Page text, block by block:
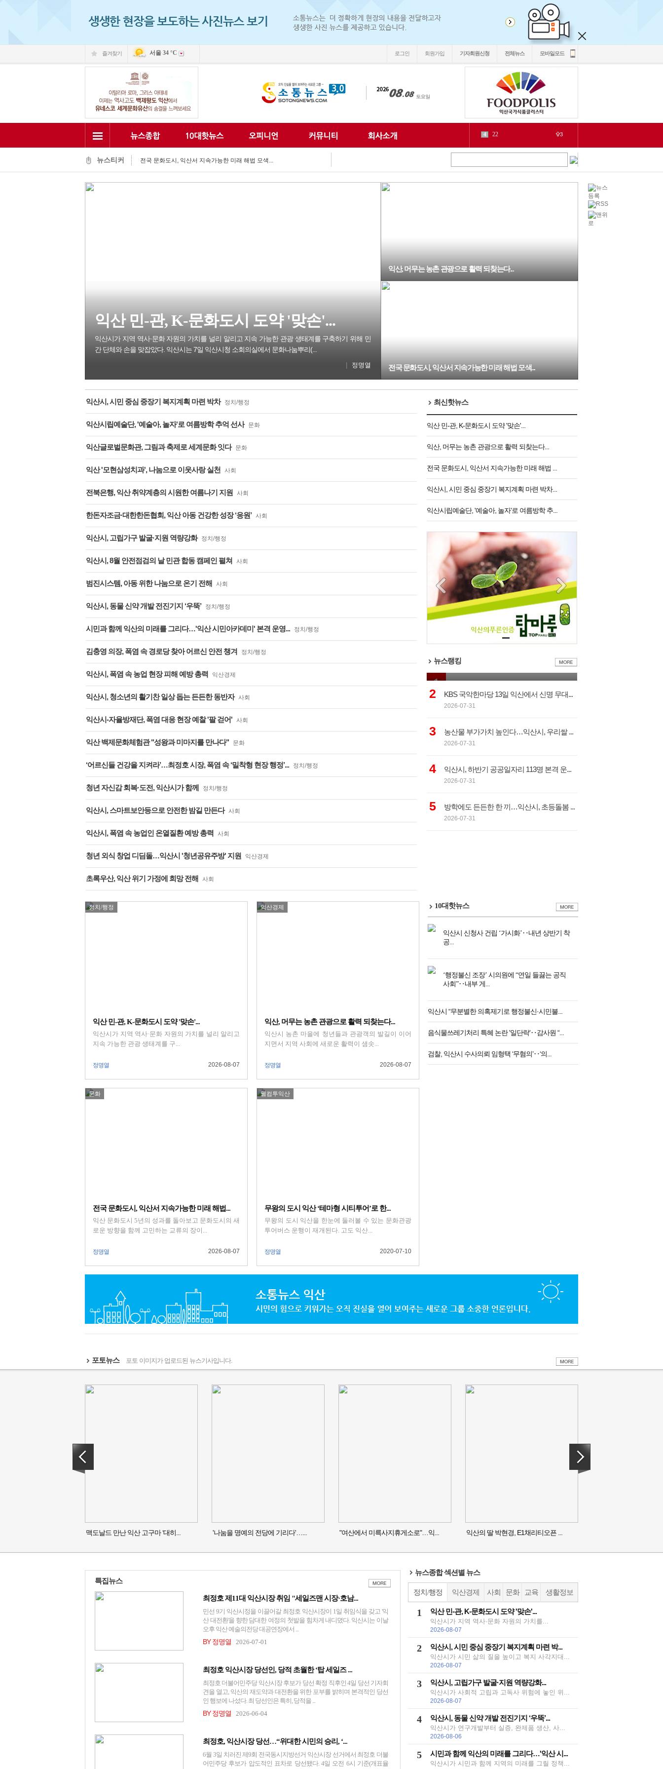
즐겨찾기 서울 34 °C 로그인 회원가입 기자회원신청 전체뉴스 모바일모드
4 22
3
6 1
2
7
源
1
뉴스티커
익산 민-관, K-문화도시 도약 '맞손'
전국 문화도시, 익산서 지속가능한 미래 해법 모색...
익산시, 시민 중심 중장기 복지계획 마련 박차...
익산 민-관, K-문화도시 도약 '맞손'...
익산시가 지역 역사·문화 자원의 가치를 널리 알리고 지속 가능한 관광 생태계를 구축하기 위해 민
간 단체와 손을 맞잡았다. 익산시는 7일 익산시청 소회의실에서 문화나눔뿌리(...
정명열
익산, 머무는 농촌 관광으로 활력 되찾는다...
전국 문화도시, 익산서 지속가능한 미래 해법 모색...
익산시, 시민 중심 중장기 복지계획 마련 박차 정치/행정
익산시립예술단, '예술아, 놀자'로 여름방학 추억 선사 문화
익산글로벌문화관, 그림과 축제로 세계문화 잇다 문화
익산 '모현삼성치과', 나눔으로 이웃사랑 실천 사회
전북은행, 익산 취약계층의 시원한 여름나기 지원 사회
한돈자조금·대한한돈협회, 익산 아동 건강한 성장 ‘응원’ 사회
익산시, 고립가구 발굴·지원 역량강화 정치/행정
익산시, 8월 안전점검의 날 민관 합동 캠페인 펼쳐 사회
범진시스템, 아동 위한 나눔으로 온기 전해 사회
익산시, 동물 신약 개발 전진기지 ‘우뚝’ 정치/행정
시민과 함께 익산의 미래를 그리다…'익산 시민아카데미' 본격 운영... 정치/행정
김충영 의장, 폭염 속 경로당 찾아 어르신 안전 챙겨 정치/행정
익산시, 폭염 속 농업 현장 피해 예방 총력 익산경제
익산시, 청소년의 활기찬 일상 돕는 든든한 동반자 사회
익산시-자율방재단, 폭염 대응 현장 예찰 '팔 걷어' 사회
익산 백제문화체험관 "성왕과 미마지를 만나다" 문화
‘어르신들 건강을 지켜라’…최정호 시장, 폭염 속 ‘밀착형 현장 행정’... 정치/행정
청년 자신감 회복·도전, 익산시가 함께 정치/행정
익산시, 스마트보안등으로 안전한 밤길 만든다 사회
익산시, 폭염 속 농업인 온열질환 예방 총력 사회
청년 외식 창업 디딤돌…익산시 '청년공유주방' 지원 익산경제
초록우산, 익산 위기 가정에 희망 전해 사회
최신핫뉴스
익산 민-관, K-문화도시 도약 '맞손'...
익산, 머무는 농촌 관광으로 활력 되찾는다...
전국 문화도시, 익산서 지속가능한 미래 해법 ...
익산시, 시민 중심 중장기 복지계획 마련 박차...
익산시립예술단, '예술아, 놀자'로 여름방학 추...
뉴스랭킹
1
2 KBS 국악한마당 13일 익산에서 신명 무대...
2026-07-31
3 농산물 부가가치 높인다…익산시, 우리쌀 ...
2026-07-31
4 익산시, 하반기 공공일자리 113명 본격 운...
2026-07-31
5 방학에도 든든한 한 끼…익산시, 초등돌봄 ...
2026-07-31
정치/행정
익산 민-관, K-문화도시 도약 '맞손'...
익산시가 지역 역사·문화 자원의 가치를 널리 알리고
지속 가능한 관광 생태계를 구...
정명열 2026-08-07
익산경제
익산, 머무는 농촌 관광으로 활력 되찾는다...
익산시 농촌 마을에 청년들과 관광객의 발길이 이어
지면서 지역 사회에 새로운 활력이 샘솟...
정명열 2026-08-07
문화
전국 문화도시, 익산서 지속가능한 미래 해법...
익산 문화도시 5년의 성과를 돌아보고 문화도시의 새
로운 방향을 함께 고민하는 교류의 장이...
정명열 2026-08-07
웰컴투익산
무왕의 도시 익산 ‘테마형 시티투어’로 한...
무왕의 도시 익산을 한눈에 둘러볼 수 있는 문화관광
투어버스 운행이 재개된다. 고도 익산...
정명열 2020-07-10
10대핫뉴스
익산시 신청사 건립 ‘가시화’‥내년 상반기 착
공...
‘행정불신 조장’ 시의원에 “연일 들끓는 공직
사회”‥내부 게...
익산시 “무분별한 의혹제기로 행정불신·시민불...
음식물쓰레기처리 특혜 논란 '일단락'‥감사원 “...
검찰, 익산시 수사의뢰 임형택 ‘무혐의’‥‘의...
포토뉴스 포토 이미지가 업로드된 뉴스기사입니다.
맥도날드 만난 익산 고구마 ‘대히... '나눔을 명예의 전당에 기리다'…... "여산에서 미륵사지휴게소로"…익... 익산의 딸 박현경, E1채리티오픈 ...
특집뉴스
최정호 제11대 익산시장 취임 "세일즈맨 시장·호남...
민선 9기 익산시정을 이끌어갈 최정호 익산시장이 1일 취임식을 갖고 '익
산 대전환'을 향한 담대한 여정의 첫발을 힘차게 내디뎠다. 익산시는 이날
오후 익산 예술의전당 대공연장에서 ...
BY 정명열 2026-07-01
최정호 익산시장 당선인, 당적 초월한 ‘탑 세일즈 ...
최정호 더불어민주당 익산시장 후보가 당선 확정 직후인 4일 당선 기자회
견을 열고, 익산의 재도약과 대전환을 위한 포부를 밝히며 본격적인 당선
인 행보에 나섰다. 최 당선인은 특히, 당적을 ...
BY 정명열 2026-06-04
최정호, 익산시장 당선…“위대한 시민의 승리, ‘...
6월 3일 치러진 제9회 전국동시지방선거 익산시장 선거에서 최정호 더불
어민주당 후보가 압도적인 표차로 당선됐다. 4일 오전 6시 기준(개표율
뉴스종합 섹션별 뉴스
정치/행정 익산경제 사회 문화 교육 생활정보
1 익산 민-관, K-문화도시 도약 '맞손'...
익산시가 지역 역사·문화 자원의 가치를...
2026-08-07
2 익산시, 시민 중심 중장기 복지계획 마련 박...
익산시가 시민 삶의 질을 높이고 복지 사각지대...
2026-08-07
3 익산시, 고립가구 발굴·지원 역량강화...
익산시가 사회적 고립과 고독사 위험에 놓인 위...
2026-08-07
4 익산시, 동물 신약 개발 전진기지 ‘우뚝’...
익산시가 연구개발부터 실증, 완제품 생산, 사...
2026-08-06
5 시민과 함께 익산의 미래를 그리다…'익산 시...
익산시가 시민과 함께 지역의 미래를 그릴 정책...